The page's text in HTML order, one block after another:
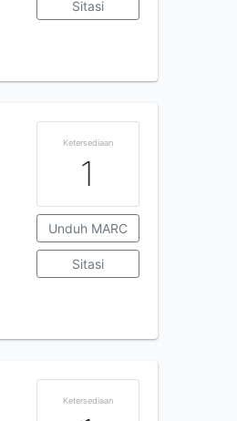
Sitasi
Ketersediaan
1
Unduh MARC
Sitasi
Ketersediaan